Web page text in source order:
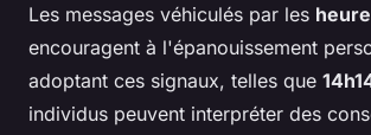
Les messages véhiculés par les
encouragent à l'épanouissement
adoptant ces signaux, telles que
individus peuvent interpréter des